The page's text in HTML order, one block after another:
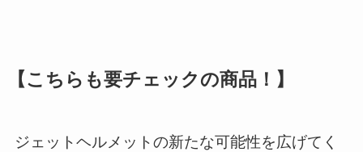
【こちらも要チェックの商品！】
ジェットヘルメットの新たな可能性を広げてく